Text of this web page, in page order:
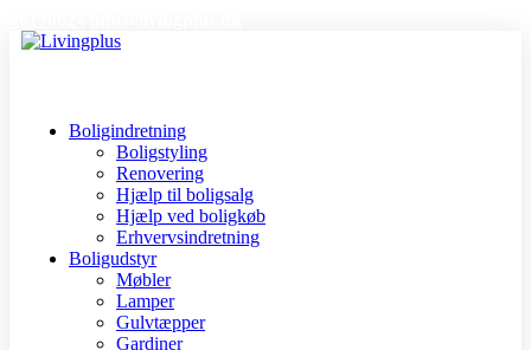
Boligindretning
Boligstyling
Renovering
Hjælp til boligsalg
Hjælp ved boligkøb
Erhvervsindretning
Boligudstyr
Møbler
Lamper
Gulvtæpper
Gardiner